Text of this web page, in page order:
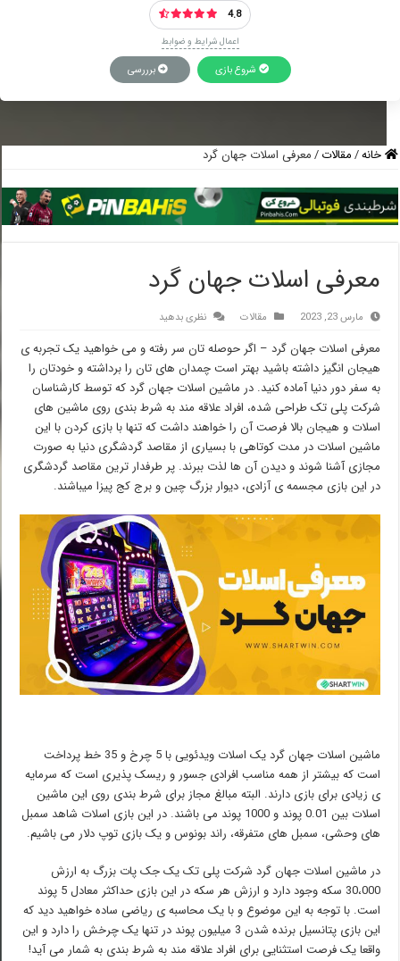
4.8
اعمال شرایط و ضوابط
شروع بازی برررسی
خانه/مقالات/معرفی اسلات جهان گرد
معرفی اسلات جهان گرد
مارس 23, 2023 مقالات نظری بدهید
معرفی اسلات جهان گرد – اگر حوصله تان سر رفته و می خواهید یک تجربه ی
هیجان انگیز داشته باشید بهتر است چمدان های تان را برداشته و خودتان را
به سفر دور دنیا آماده کنید. در ماشین اسلات جهان گرد که توسط کارشناسان
شرکت پلی تک طراحی شده، افراد علاقه مند به شرط بندی روی ماشین های
اسلات و هیجان بالا فرصت آن را خواهند داشت که تنها با بازی کردن با این
ماشین اسلات در مدت کوتاهی با بسیاری از مقاصد گردشگری دنیا به صورت
مجازی آشنا شوند و دیدن آن ها لذت ببرند. پر طرفدار ترین مقاصد گردشگری
در این بازی مجسمه ی آزادی، دیوار بزرگ چین و برج کج پیزا میباشند.
ماشین اسلات جهان گرد یک اسلات ویدئویی با 5 چرخ و 35 خط پرداخت
است که بیشتر از همه مناسب افرادی جسور و ریسک پذیری است که سرمایه
ی زیادی برای بازی دارند. البته مبالغ مجاز برای شرط بندی روی این ماشین
اسلات بین 0.01 پوند و 1000 پوند می باشند. در این بازی اسلات شاهد سمبل
های وحشی، سمبل های متفرقه، راند بونوس و یک بازی توپ دلار می باشیم.
در ماشین اسلات جهان گرد شرکت پلی تک یک جک پات بزرگ به ارزش
30،000 سکه وجود دارد و ارزش هر سکه در این بازی حداکثر معادل 5 پوند
است. با توجه به این موضوع و با یک محاسبه ی ریاضی ساده خواهید دید که
این بازی پتانسیل برنده شدن 3 میلیون پوند در تنها یک چرخش را دارد و این
واقعا یک فرصت استثنایی برای افراد علاقه مند به شرط بندی به شمار می آید!